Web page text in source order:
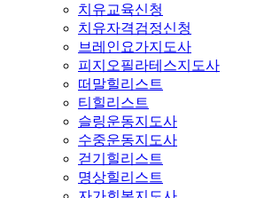
치유교육신청
치유자격검정신청
브레인요가지도사
피지오필라테스지도사
떠말힐리스트
티힐리스트
슬링운동지도사
수중운동지도사
걷기힐리스트
명상힐리스트